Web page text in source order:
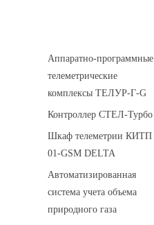
Аппаратно-программные
телеметрические
комплексы ТЕЛУР-Г-G
Контроллер СТЕЛ-Турбо
Шкаф телеметрии КИТП
01-GSM DELTA
Автоматизированная
система учета объема
природного газа